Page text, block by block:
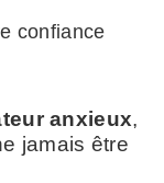
confiance
anxieux,
jamais être